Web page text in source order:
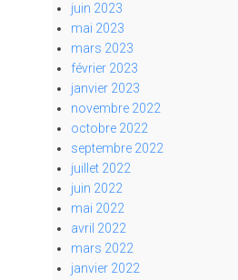
juin 2023
mai 2023
mars 2023
février 2023
janvier 2023
novembre 2022
octobre 2022
septembre 2022
juillet 2022
juin 2022
mai 2022
avril 2022
mars 2022
janvier 2022